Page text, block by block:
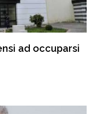
ad occuparsi